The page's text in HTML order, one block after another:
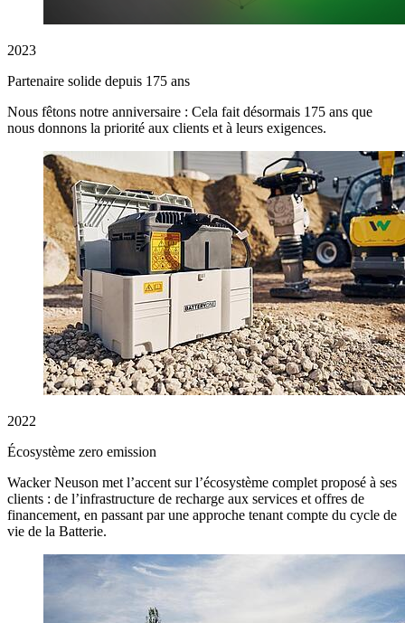
2023
Partenaire solide depuis 175 ans
Nous fêtons notre anniversaire : Cela fait désormais 175 ans que
nous donnons la priorité aux clients et à leurs exigences.
2022
Écosystème zero emission
Wacker Neuson met l’accent sur l’écosystème complet proposé à ses
clients : de l’infrastructure de recharge aux services et offres de
financement, en passant par une approche tenant compte du cycle de
vie de la Batterie.